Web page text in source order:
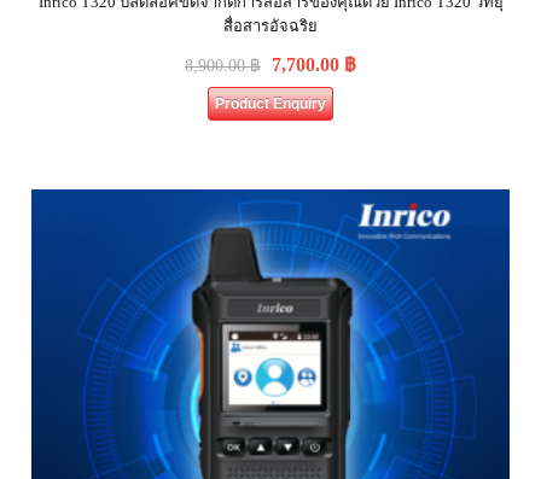
สื่อสารอัจฉริย
8,900.00฿ 7,700.00 ฿
Product Enquiry